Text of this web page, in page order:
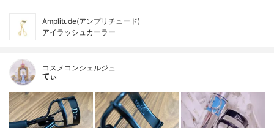
Amplitude(アンプリチュード)
アイラッシュカーラー
コスメコンシェルジュ
てぃ